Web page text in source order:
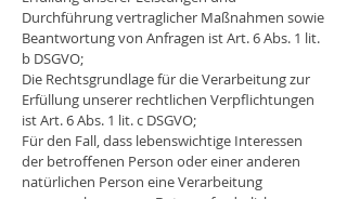
Durchführung vertraglicher Maßnahmen sowie
Beantwortung von Anfragen ist Art. 6 Abs. 1 lit.
b DSGVO;
Die Rechtsgrundlage für die Verarbeitung zur
Erfüllung unserer rechtlichen Verpflichtungen
ist Art. 6 Abs. 1 lit. c DSGVO;
Für den Fall, dass lebenswichtige Interessen
der betroffenen Person oder einer anderen
natürlichen Person eine Verarbeitung